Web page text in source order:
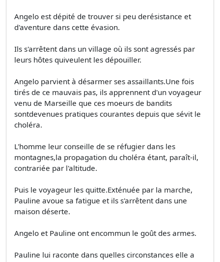
Angelo est dépité de trouver si peu derésistance et
d'aventure dans cette évasion.
Ils s'arrêtent dans un village où ils sont agressés par
leurs hôtes quiveulent les dépouiller.
Angelo parvient à désarmer ses assaillants.Une fois
tirés de ce mauvais pas, ils apprennent d'un voyageur
venu de Marseille que ces moeurs de bandits
sontdevenues pratiques courantes depuis que sévit le
choléra.
L'homme leur conseille de se réfugier dans les
montagnes,la propagation du choléra étant, paraît-il,
contrariée par l'altitude.
Puis le voyageur les quitte.Exténuée par la marche,
Pauline avoue sa fatigue et ils s'arrêtent dans une
maison déserte.
Angelo et Pauline ont encommun le goût des armes.
Pauline lui raconte dans quelles circonstances elle a